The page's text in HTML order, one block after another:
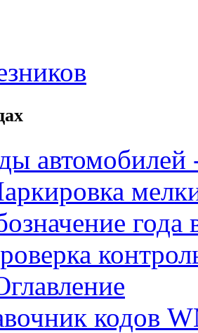
автомобилей
года
кодов